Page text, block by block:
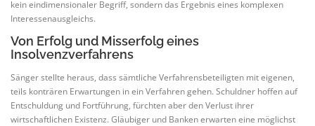
kein eindimensionaler Begriff, sondern das Ergebnis eines komplexen
Interessenausgleichs.
Von Erfolg und Misserfolg eines
Insolvenzverfahrens
Sänger stellte heraus, dass sämtliche Verfahrensbeteiligten mit eigenen,
teils konträren Erwartungen in ein Verfahren gehen. Schuldner hoffen auf
Entschuldung und Fortführung, fürchten aber den Verlust ihrer
wirtschaftlichen Existenz. Gläubiger und Banken erwarten eine möglichst